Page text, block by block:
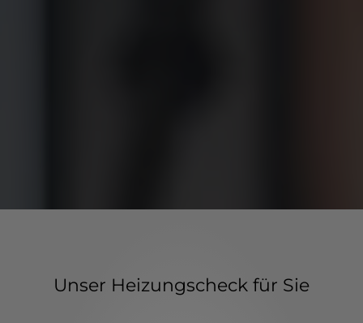
Unser Heizungscheck für Sie